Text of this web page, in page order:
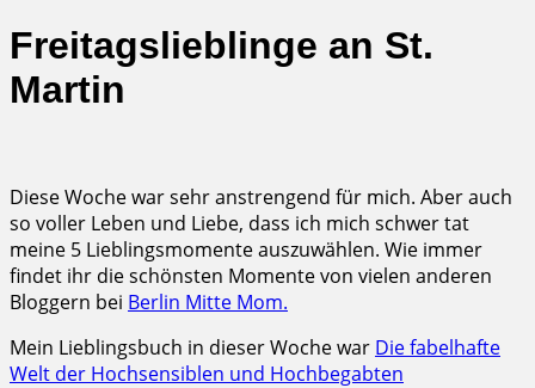
Freitagslieblinge an St.
Martin
Diese Woche war sehr anstrengend für mich. Aber auch
so voller Leben und Liebe, dass ich mich schwer tat
meine 5 Lieblingsmomente auszuwählen. Wie immer
findet ihr die schönsten Momente von vielen anderen
Bloggern bei Berlin Mitte Mom.
Mein Lieblingsbuch in dieser Woche war Die fabelhafte
Welt der Hochsensiblen und Hochbegabten